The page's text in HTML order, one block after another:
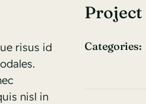
risus id
nisl in
Categories: